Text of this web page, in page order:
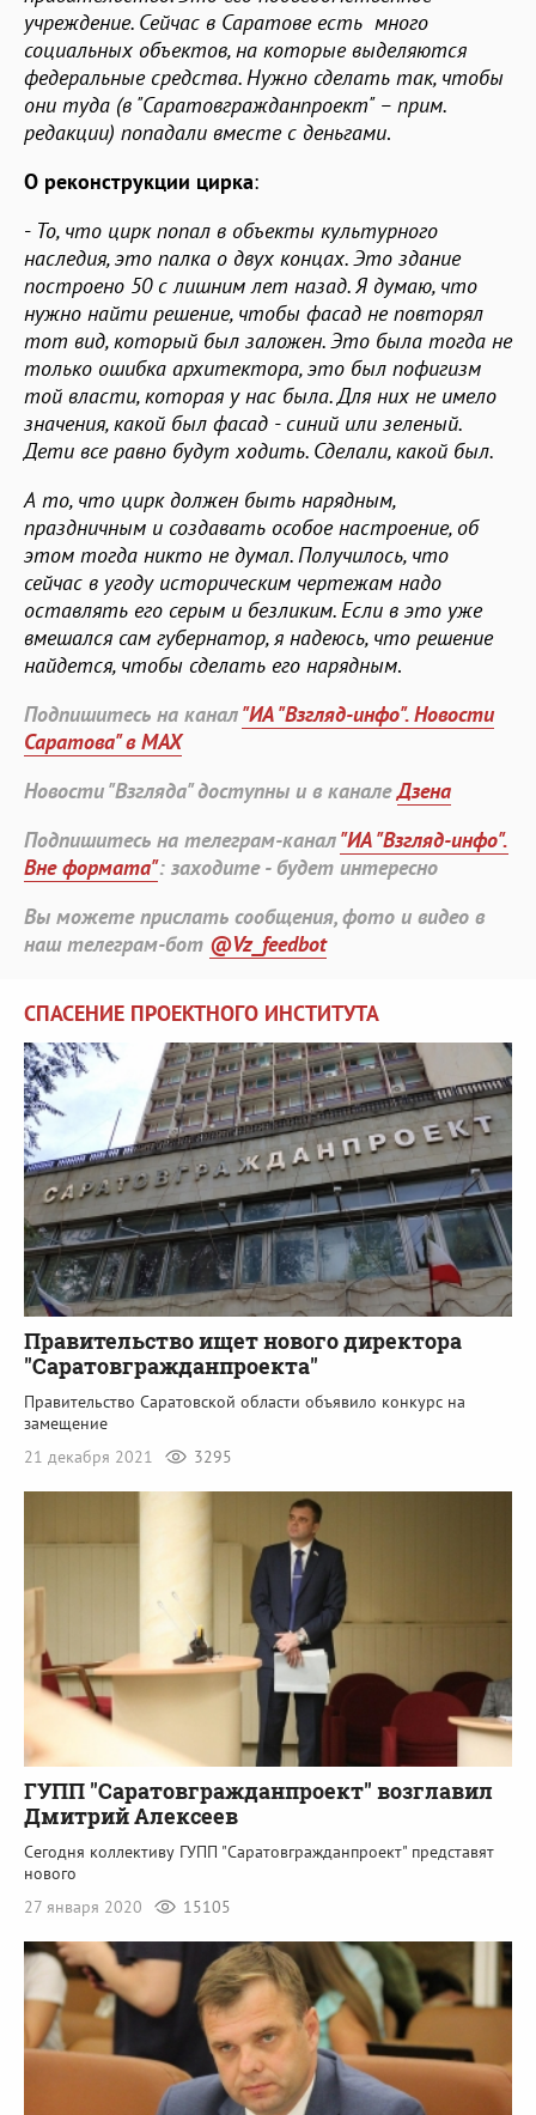
учреждение. Сейчас в Саратове есть много
социальных объектов, на которые выделяются
федеральные средства. Нужно сделать так, чтобы
они туда (в "Саратовгражданпроект" – прим.
редакции) попадали вместе с деньгами.
О реконструкции цирка:
- То, что цирк попал в объекты культурного
наследия, это палка о двух концах. Это здание
построено 50 с лишним лет назад. Я думаю, что
нужно найти решение, чтобы фасад не повторял
тот вид, который был заложен. Это была тогда не
только ошибка архитектора, это был пофигизм
той власти, которая у нас была. Для них не имело
значения, какой был фасад - синий или зеленый.
Дети все равно будут ходить. Сделали, какой был.
А то, что цирк должен быть нарядным,
праздничным и создавать особое настроение, об
этом тогда никто не думал. Получилось, что
сейчас в угоду историческим чертежам надо
оставлять его серым и безликим. Если в это уже
вмешался сам губернатор, я надеюсь, что решение
найдется, чтобы сделать его нарядным.
Подпишитесь на канал"ИА "Взгляд-инфо". Новости
Саратова" в MAX
Новости "Взгляда" доступны и в каналеДзена
Подпишитесь на телеграм-канал"ИА "Взгляд-инфо".
Вне формата": заходите - будет интересно
Вы можете прислать сообщения, фото и видео в
наш телеграм-бот @Vz_feedbot
СПАСЕНИЕ ПРОЕКТНОГО ИНСТИТУТА
Правительство ищет нового директора
"Саратовгражданпроекта"
Правительство Саратовской области объявило конкурс на
замещение
21 декабря 2021
3295
ГУПП "Саратовгражданпроект" возглавил
Дмитрий Алексеев
Сегодня коллективу ГУПП "Саратовгражданпроект" представят
нового
27 января 2020
15105